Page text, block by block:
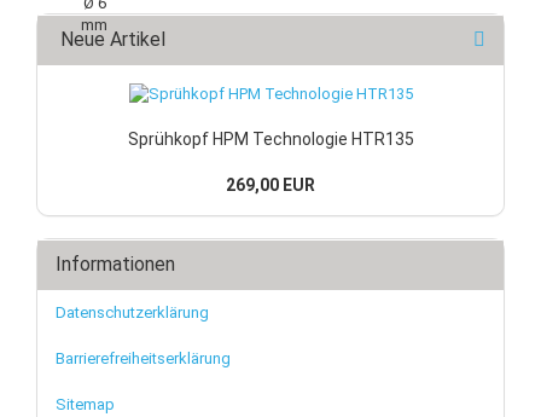
Neue Artikel
Sprühkopf HPM Technologie HTR135
269,00 EUR
Informationen
Datenschutzerklärung
Barrierefreiheitserklärung
Sitemap